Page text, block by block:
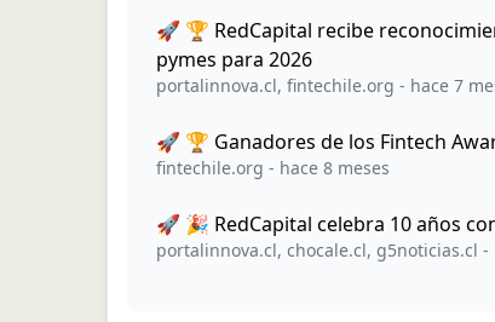
🚀 🏆 RedCapital recibe
pymes para 2026
portalinnova.cl, fintechile.org - hace 7
🚀 🏆 Ganadores de los Fintech
fintechile.org - hace 8 meses
🚀 🎉 RedCapital celebra 10 años
portalinnova.cl, chocale.cl, g5noticias.cl -